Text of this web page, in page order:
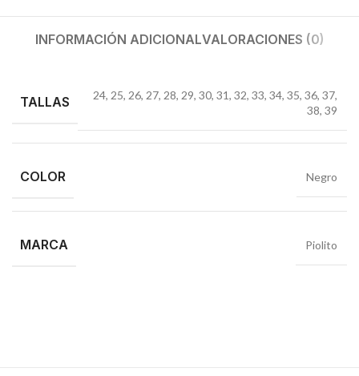
INFORMACIÓN ADICIONALVALORACIONES (0)
TALLAS 24, 25, 26, 27, 28, 29, 30, 31, 32, 33, 34, 35, 36, 37,
38, 39
COLOR Negro
MARCA Piolito